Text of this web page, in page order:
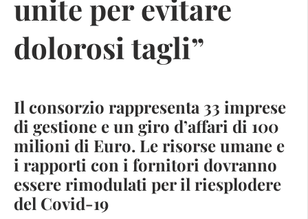
unite per evitare
dolorosi tagli”
Il consorzio rappresenta 33 imprese
di gestione e un giro d’affari di 100
milioni di Euro. Le risorse umane e
i rapporti con i fornitori dovranno
essere rimodulati per il riesplodere
del Covid-19